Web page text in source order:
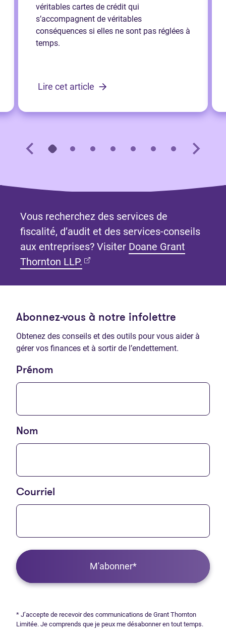
véritables cartes de crédit qui
s’accompagnent de véritables
conséquences si elles ne sont pas réglées à
temps.
Lire cet article
Vous recherchez des services de
fiscalité, d’audit et des services-conseils
aux entreprises? Visiter Doane Grant
Thornton LLP. (Ouvre dans un nouvel onglet)
Abonnez-vous à notre infolettre
Obtenez des conseils et des outils pour vous aider à
gérer vos finances et à sortir de l’endettement.
Prénom
Nom
Courriel
M'abonner*
* J’accepte de recevoir des communications de Grant Thornton
Limitée. Je comprends que je peux me désabonner en tout temps.